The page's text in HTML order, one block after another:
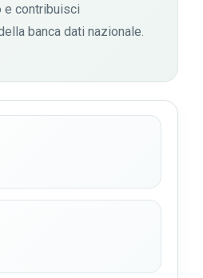
e contribuisci
banca dati nazionale.